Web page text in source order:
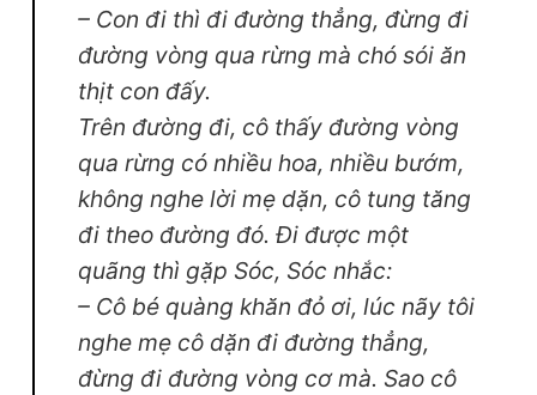
– Con đi thì đi đường thẳng, đừng đi
đường vòng qua rừng mà chó sói ăn
thịt con đấy.
Trên đường đi, cô thấy đường vòng
qua rừng có nhiều hoa, nhiều bướm,
không nghe lời mẹ dặn, cô tung tăng
đi theo đường đó. Đi được một
quãng thì gặp Sóc, Sóc nhắc:
– Cô bé quàng khăn đỏ ơi, lúc nãy tôi
nghe mẹ cô dặn đi đường thẳng,
đừng đi đường vòng cơ mà. Sao cô